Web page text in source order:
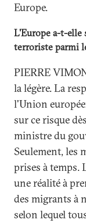
Europe.
L'Europe a-t-
terroriste parmi
PIERRE
la légère. La
l'Union
sur ce risque
ministre du
Seulement, les
prises à
une réalité à
des migrants à
selon lequel